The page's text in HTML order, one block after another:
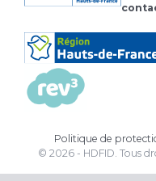
Politique de
© 2026 - HDFID. Tous